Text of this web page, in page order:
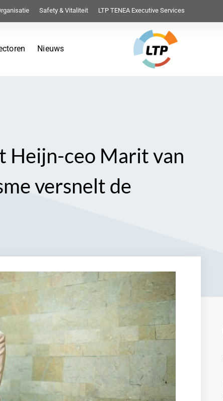
Safety & Vitaliteit LTP TENEA Executive Services
Nieuws
Heijn-ceo Marit van
versnelt de